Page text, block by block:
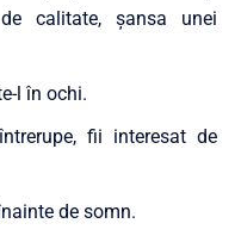
calitate, șansa unei
l în ochi.
fii interesat de
de somn.